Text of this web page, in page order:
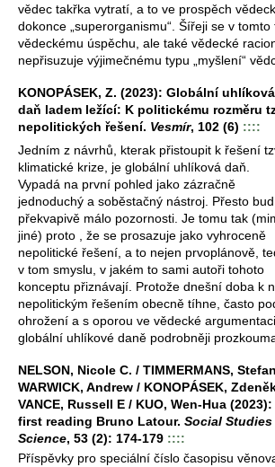
vědec takřka vytratí, a to ve prospěch
dokonce „superorganismu“. Šířeji se v
vědeckému úspěchu, ale také vědecké
nepřisuzuje výjimečnému typu „myšlení“
KONOPÁSEK, Z. (2023): Globální uhlíková
daň ladem ležící: K politickému rozměru
nepolitických řešení. Vesmír, 102 (6) ::::
Jedním z návrhů, kterak přistoupit k řešení
klimatické krize, je globální uhlíková daň.
Vypadá na první pohled jako zázračně
jednoduchý a soběstačný nástroj. Přesto
překvapivě málo pozornosti. Je tomu tak
jiné) proto , že se prosazuje jako vyhroceně
nepolitické řešení, a to nejen prvoplánově,
v tom smyslu, v jakém to sami autoři tohoto
konceptu přiznávají. Protože dnešní doba k
nepolitickým řešením obecně tíhne, často
ohrožení a s oporou ve vědecké
globální uhlíkové daně podrobněji
NELSON, Nicole C. / TIMMERMANS,
WARWICK, Andrew / KONOPÁSEK,
VANCE, Russell E / KUO, Wen-Hua
first reading Bruno Latour. Social
Science, 53 (2): 174-179 ::::
Příspěvky pro speciální číslo časopisu